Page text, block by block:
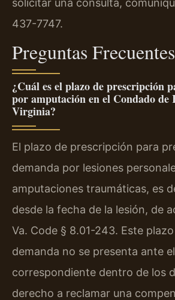
437-7747.
Preguntas Frecuentes
¿Cuál es el plazo de prescripción
por amputación en el Condado de
Virginia?
El plazo de prescripción para
demanda por lesiones
amputaciones traumáticas, es
desde la fecha de la lesión, de
Va. Code § 8.01-243. Este
demanda no se presenta ante
correspondiente dentro de los
derecho a reclamar una